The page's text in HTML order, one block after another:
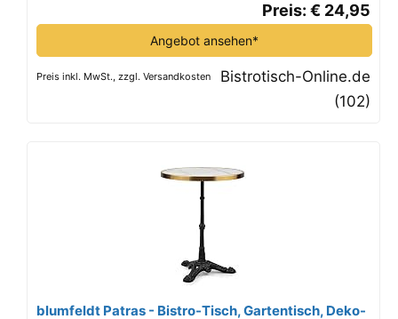
Preis: € 24,95
Angebot ansehen*
Preis inkl. MwSt., zzgl. Versandkosten
Bistrotisch-Online.de
(102)
blumfeldt Patras - Bistro-Tisch, Gartentisch, Deko-